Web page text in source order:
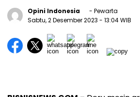
Opini Indonesia
- Pewarta
Sabtu, 2 Desember 2023 - 13:04 WIB